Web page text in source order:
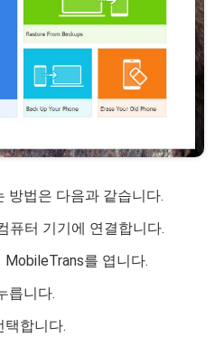
방법은 다음과 같습니다.
퓨터 기기에 연결합니다.
를 엽니다.
릅니다.
합니다.